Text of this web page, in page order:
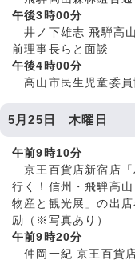
午後3時00分
井ノ下雄志 飛騨高
前理事長らと面談
午後4時00分
高山市民生児童委員
5月25日 木曜日
午前9時10分
京王百貨店新宿店「
行く！信州・飛騨高山
物産と観光展」の出店
励（※写真あり）
午前9時20分
仲岡一紀 京王百貨